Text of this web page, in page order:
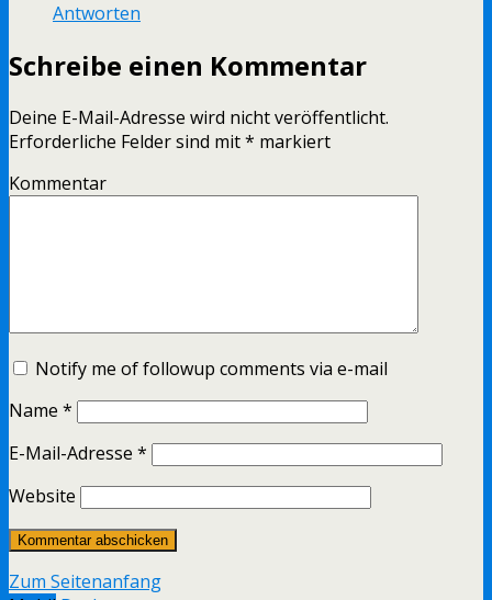
Antworten
Schreibe einen Kommentar
Deine E-Mail-Adresse wird nicht veröffentlicht.
Erforderliche Felder sind mit* markiert
Kommentar
Notify me of followup comments via e-mail
Name *
E-Mail-Adresse *
Website
Zum Seitenanfang